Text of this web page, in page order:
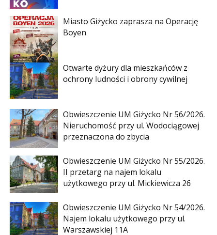
Miasto Giżycko zaprasza na Operację
Boyen
Otwarte dyżury dla mieszkańców z
ochrony ludności i obrony cywilnej
Obwieszczenie UM Giżycko Nr 56/2026.
Nieruchomość przy ul. Wodociągowej
przeznaczona do zbycia
Obwieszczenie UM Giżycko Nr 55/2026.
II przetarg na najem lokalu
użytkowego przy ul. Mickiewicza 26
Obwieszczenie UM Giżycko Nr 54/2026.
Najem lokalu użytkowego przy ul.
Warszawskiej 11A